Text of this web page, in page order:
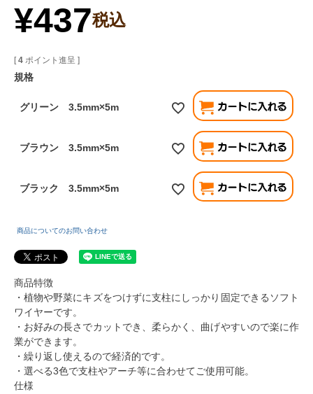
¥437税込
[ 4 ポイント進呈 ]
規格
グリーン 3.5mm×5m
ブラウン 3.5mm×5m
ブラック 3.5mm×5m
商品についてのお問い合わせ
商品特徴
・植物や野菜にキズをつけずに支柱にしっかり固定できるソフト
ワイヤーです。
・お好みの長さでカットでき、柔らかく、曲げやすいので楽に作
業ができます。
・繰り返し使えるので経済的です。
・選べる3色で支柱やアーチ等に合わせてご使用可能。
仕様